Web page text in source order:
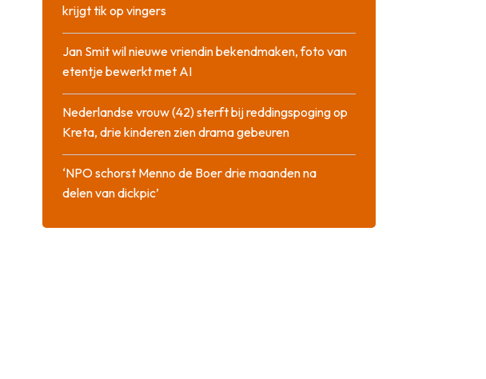
krijgt tik op vingers
Jan Smit wil nieuwe vriendin bekendmaken, foto van
etentje bewerkt met AI
Nederlandse vrouw (42) sterft bij reddingspoging op
Kreta, drie kinderen zien drama gebeuren
‘NPO schorst Menno de Boer drie maanden na
delen van dickpic’